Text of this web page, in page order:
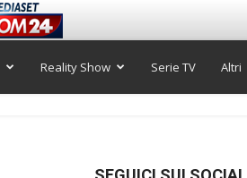
Reality Show Serie TV Altri